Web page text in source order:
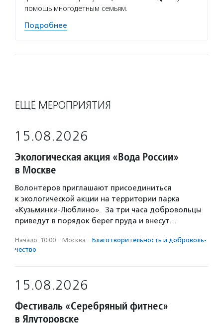
помощь многодетным семьям.
Подробнее
ЕЩЁ МЕРОПРИЯТИЯ
15.08.2026
Экологическая акция «Вода России»
в Москве
Волонтеров приглашают присоединиться
к экологической акции на территории парка
«Кузьминки-Люблино». За три часа добровольцы
приведут в порядок берег пруда и внесут…
Начало: 10:00 · Москва · Благотвори­тель­ность и доброволь­
чест­во
15.08.2026
Фестиваль «Серебряный фитнес»
в Ялуторовске